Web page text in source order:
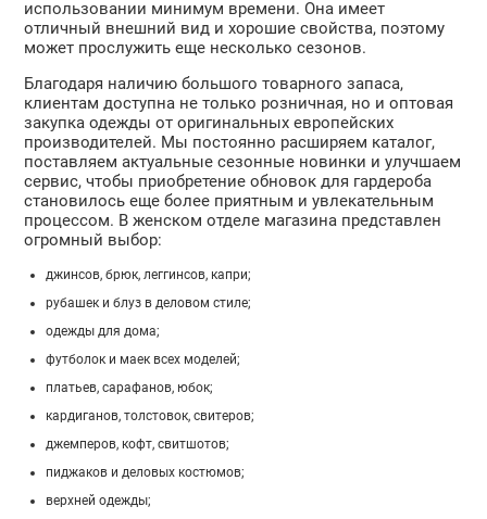
использовании минимум времени. Она имеет
отличный внешний вид и хорошие свойства, поэтому
может прослужить еще несколько сезонов.
Благодаря наличию большого товарного запаса,
клиентам доступна не только розничная, но и оптовая
закупка одежды от оригинальных европейских
производителей. Мы постоянно расширяем каталог,
поставляем актуальные сезонные новинки и улучшаем
сервис, чтобы приобретение обновок для гардероба
становилось еще более приятным и увлекательным
процессом. В женском отделе магазина представлен
огромный выбор:
джинсов, брюк, леггинсов, капри;
рубашек и блуз в деловом стиле;
одежды для дома;
футболок и маек всех моделей;
платьев, сарафанов, юбок;
кардиганов, толстовок, свитеров;
джемперов, кофт, свитшотов;
пиджаков и деловых костюмов;
верхней одежды;